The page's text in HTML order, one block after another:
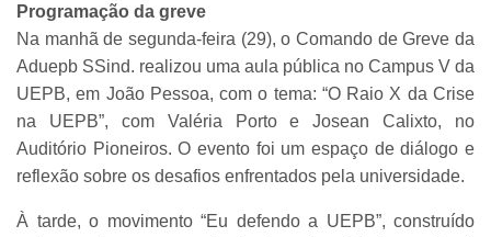
Programação da greve
Na manhã de segunda-feira (29), o Comando de Greve da
Aduepb SSind. realizou uma aula pública no Campus V da
UEPB, em João Pessoa, com o tema: “O Raio X da Crise
na UEPB”, com Valéria Porto e Josean Calixto, no
Auditório Pioneiros. O evento foi um espaço de diálogo e
reflexão sobre os desafios enfrentados pela universidade.
À tarde, o movimento “Eu defendo a UEPB”, construído